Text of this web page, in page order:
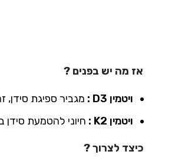
אז מה יש בפנים ?
ויטמין D3 :
מגביר ספיגת סידן,
ויטמין K2 :
חיוני להטמעת סידן
כיצד לצרוך ?